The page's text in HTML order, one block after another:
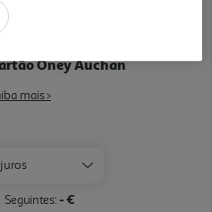
Oney Auchan
mais >
juros
Seguintes:- €